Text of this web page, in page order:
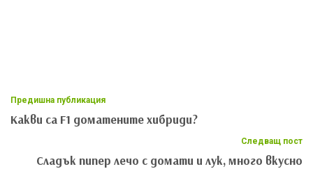
Предишна публикация
Какви са F1 доматените хибриди?
Следващ пост
Сладък пипер лечо с домати и лук, много вкусно